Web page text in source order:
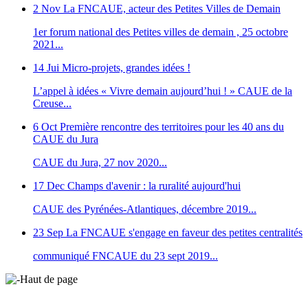
2 Nov La FNCAUE, acteur des Petites Villes de Demain
1er forum national des Petites villes de demain , 25 octobre
2021...
14 Jui Micro-projets, grandes idées !
L’appel à idées « Vivre demain aujourd’hui ! » CAUE de la
Creuse...
6 Oct Première rencontre des territoires pour les 40 ans du
CAUE du Jura
CAUE du Jura, 27 nov 2020...
17 Dec Champs d'avenir : la ruralité aujourd'hui
CAUE des Pyrénées-Atlantiques, décembre 2019...
23 Sep La FNCAUE s'engage en faveur des petites centralités
communiqué FNCAUE du 23 sept 2019...
Haut de page